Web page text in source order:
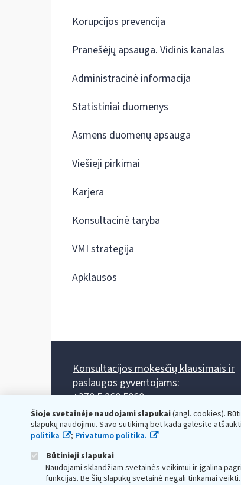
Šioje svetainėje naudojami slapukai(angl. cookies).
slapukų naudojimu. Savo sutikimą bet kada galėsite
politika
; Privatumo politika.
Būtinieji slapukai
Naudojami sklandžiam svetainės veikimui ir įgalina
funkcijas. Be šių slapukų svetainė negali tinkamai veikti.
Korupcijos prevencija
Pranešėjų apsauga. Vidinis kanalas
Administracinė informacija
Statistiniai duomenys
Asmens duomenų apsauga
Viešieji pirkimai
Karjera
Konsultacinė taryba
VMI strategija
Apklausos
Konsultacijos mokesčių klausimais ir
paslaugos gyventojams:
+370 5 260 5060
Darbo laikas: I-IV 8.00-17.00, V 8.00-15.45.
Prieššventinę dieną - viena valanda trumpiau.
Kiekvieno mėnesio antrą penktadienį 8.00 val. - 12.00
Mano VMI